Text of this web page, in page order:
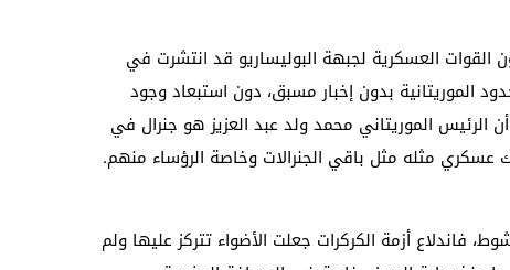
العسكرية لجبهة البوليساريو قد انتشرت في
الموريتانية بدون إخبار مسبق، دون استبعاد وجود
الموريتاني محمد ولد عبد العزيز هو جنرال في
مثله مثل باقي الجنرالات وخاصة الرؤساء منهم.
فاندلاع أزمة الكركرات جعلت الأضواء تتركز عليها ولم